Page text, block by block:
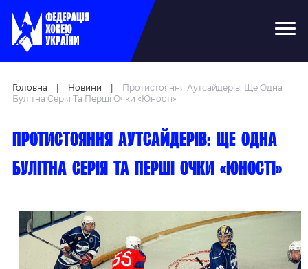
Головна Новини
Протистояння Аутсайдерів: Ще Одна
Булітна Серія Та Перші Очки «Юності»
Протистояння аутсайдерів: ще одна
булітна серія та перші очки «Юності»